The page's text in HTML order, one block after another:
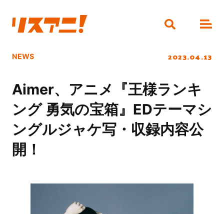
NEWS 2023.04.13
Aimer、アニメ『王様ランキ
ング 勇気の宝箱』EDテーマシ
ングルジャケ写・収録内容公
開！